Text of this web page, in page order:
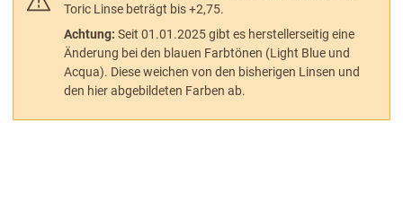
Toric Linse beträgt bis +2,75.
Achtung: Seit 01.01.2025 gibt es herstellerseitig eine
Änderung bei den blauen Farbtönen (Light Blue und
Acqua). Diese weichen von den bisherigen Linsen und
den hier abgebildeten Farben ab.